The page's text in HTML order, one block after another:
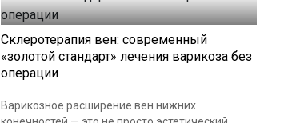
Склеротерапия вен: современный
«золотой стандарт» лечения варикоза без
операции
Варикозное расширение вен нижних